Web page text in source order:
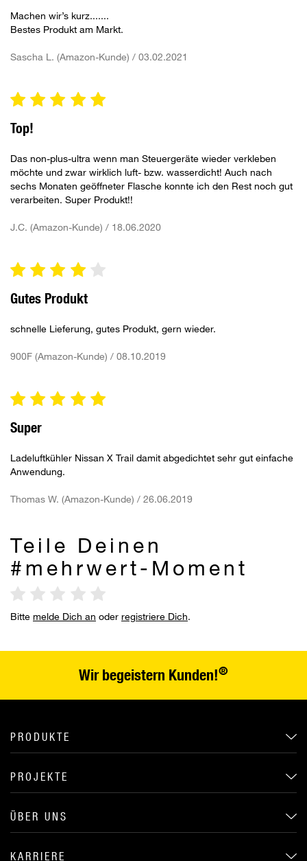
Machen wir’s kurz.......
Bestes Produkt am Markt.
Sascha L. (Amazon-Kunde) / 03.02.2021
Top!
Das non-plus-ultra wenn man Steuergeräte wieder verkleben
möchte und zwar wirklich luft- bzw. wasserdicht! Auch nach
sechs Monaten geöffneter Flasche konnte ich den Rest noch gut
verarbeiten. Super Produkt!!
J.C. (Amazon-Kunde) / 18.06.2020
Gutes Produkt
schnelle Lieferung, gutes Produkt, gern wieder.
900F (Amazon-Kunde) / 08.10.2019
Super
Ladeluftkühler Nissan X Trail damit abgedichtet sehr gut einfache
Anwendung.
Thomas W. (Amazon-Kunde) / 26.06.2019
Teile Deinen
#mehrwert-Moment
Bitte melde Dich an oder registriere Dich.
Wir begeistern Kunden!®
PRODUKTE
PROJEKTE
ÜBER UNS
KARRIERE